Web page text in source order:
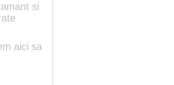
si
aici sa